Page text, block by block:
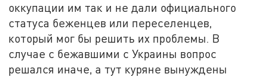
оккупации им так и не дали официального
статуса беженцев или переселенцев,
который мог бы решить их проблемы. В
случае с бежавшими с Украины вопрос
решался иначе, а тут куряне вынуждены